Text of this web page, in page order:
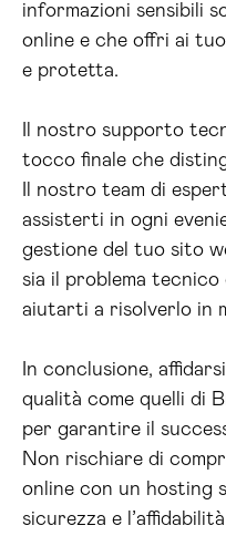
informazioni sensibili
online e che offri ai
e protetta.
Il nostro supporto
tocco finale che
Il nostro team di
assisterti in ogni
gestione del tuo sito
sia il problema
aiutarti a risolverlo in
In conclusione,
qualità come quelli di
per garantire il
Non rischiare di
online con un hosting
sicurezza e